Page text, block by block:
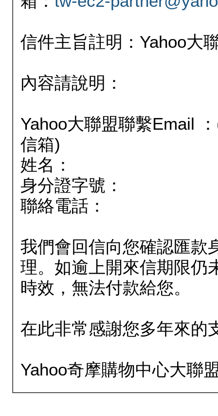
信件主旨註明：Yahoo大
內容請說明：
Yahoo大聯盟聯繫Email
信箱)
姓名：
身分證字號：
聯絡電話：
我們會回信向您確認匯款
理。如逾上開來信期限仍
時效，無法付款給您。
在此非常感謝您多年來的
Yahoo奇摩購物中心大